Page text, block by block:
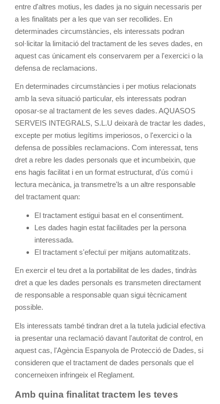
entre d'altres motius, les dades ja no siguin necessaris per
a les finalitats per a les que van ser recollides. En
determinades circumstàncies, els interessats podran
sol·licitar la limitació del tractament de les seves dades, en
aquest cas únicament els conservarem per a l'exercici o la
defensa de reclamacions.
En determinades circumstàncies i per motius relacionats
amb la seva situació particular, els interessats podran
oposar-se al tractament de les seves dades. AQUASOS
SERVEIS INTEGRALS, S.L.U deixarà de tractar les dades,
excepte per motius legítims imperiosos, o l'exercici o la
defensa de possibles reclamacions. Com interessat, tens
dret a rebre les dades personals que et incumbeixin, que
ens hagis facilitat i en un format estructurat, d'ús comú i
lectura mecànica, ja transmetre'ls a un altre responsable
del tractament quan:
El tractament estigui basat en el consentiment.
Les dades hagin estat facilitades per la persona
interessada.
El tractament s'efectuï per mitjans automatitzats.
En exercir el teu dret a la portabilitat de les dades, tindràs
dret a que les dades personals es transmeten directament
de responsable a responsable quan sigui tècnicament
possible.
Els interessats també tindran dret a la tutela judicial efectiva
ia presentar una reclamació davant l'autoritat de control, en
aquest cas, l'Agència Espanyola de Protecció de Dades, si
consideren que el tractament de dades personals que el
concerneixen infringeix el Reglament.
Amb quina finalitat tractem les teves